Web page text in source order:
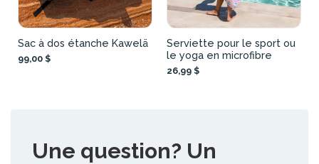
Sac à dos étanche Kawelä
99,00 $
Serviette pour le sport ou
le yoga en microfibre
26,99 $
Une question? Un